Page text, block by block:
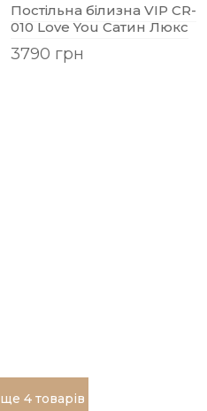
Постільна білизна VIP CR-
010 Love You Сатин Люкс
3790 грн
4 товарів